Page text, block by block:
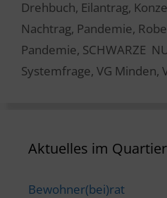
Drehbuch, Eilantrag,
Nachtrag, Pandemie,
Pandemie, SCHWARZE
Systemfrage, VG Minden,
Aktuelles im
Bewohner(bei)rat